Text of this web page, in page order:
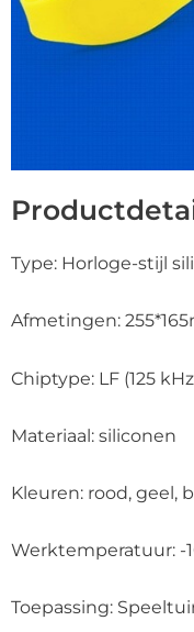
Type: Horloge-stijl
Afmetingen:
Chiptype: LF (125
Materiaal: siliconen
Kleuren: rood, geel,
Werktemperatuur: -
Toepassing: